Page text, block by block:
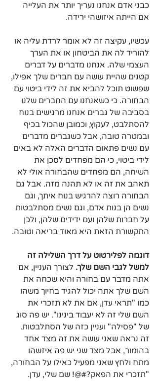
כבני אדם אנחנו נעריך יותר את העלייה
אם הייתה איזושהי ירידה.
עכשיו, עקיצה זה לא אומר לרדת עליה או
להוריד לה את הביטחון או את הערך
העצמי שלה. אנחנו מדברים על דברים
קטנים שהיית עושה עם חברים שלך אפילו,
שפשוט תוכל להביא את זה לידי ביטוי עם
הבחורה. כי כשאנחנו עם החברים שלנו
בסביבה של גברים אנחנו מרגישים בנוח
להסתלבט, לעקוץ, וכמובן שהכול בכיף
ובמטרה טובה, אבל כשגברים מדברים
עם נשים פתאום הדברים האלה לא באים
לידי ביטוי, כי הם מפחדים לסכן את
השיחה, הם מפחדים שהבחורה אולי לא
תאהב את זה או לא תהנה מזה. אבל גם
הבחורה רוצה להרגיש בנוח איתך, וגם
נשים הן בנות אדם, וגם נשים מסתלבטות
על חברות שלהן ועם ידידים שלהן, ולכן
התקשורת הזאת היא מאוד בריאה וטובה.
דוגמה לפלירטוט על דרך השלילה זה
למשל לגבי השם שלך. לצורך העניין, אם
אתה מדבר עם בחורה והיא שכחה את
השם שלך אתה יכול להגיד בחיוך משהו
כמו "תראי עדן, אם את לא תזכרי את
השם שלי זה לא יעבוד בינינו". יש פה סוג
של "פסילה" ועניין כזה של הסתלבטות.
זה נראה שאני עושה את זה מצד אחד
בהומור, אבל מצד שני יש פה איזשהו
מתח ולחץ שאני מפעיל כאילו על הבחורה,
"תזכרי את הפאק?#@! שם שלי, עדן.